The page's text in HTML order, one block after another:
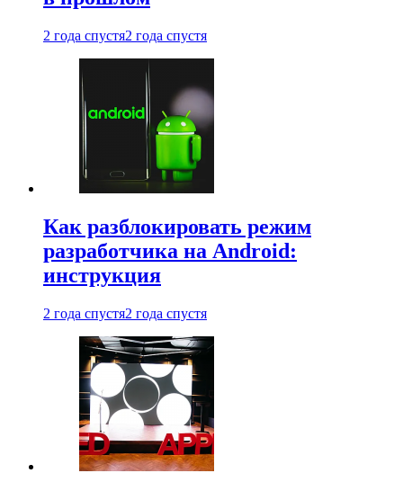
2 года спустя2 года спустя
Как разблокировать режим
разработчика на Android:
инструкция
2 года спустя2 года спустя